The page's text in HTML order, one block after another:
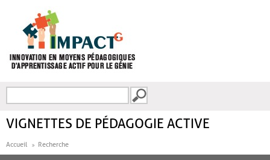
FORMULAIRE DE
VIGNETTES DE PÉDAGOGIE ACTIVE
Accueil Recherche